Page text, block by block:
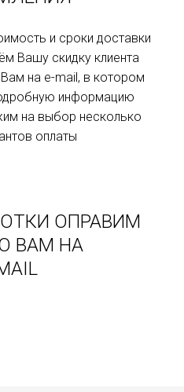
и сроки доставки
Вашу скидку клиента
на e-mail, в котором
информацию
на выбор несколько
оплаты
ОПРАВИМ
ВАМ НА